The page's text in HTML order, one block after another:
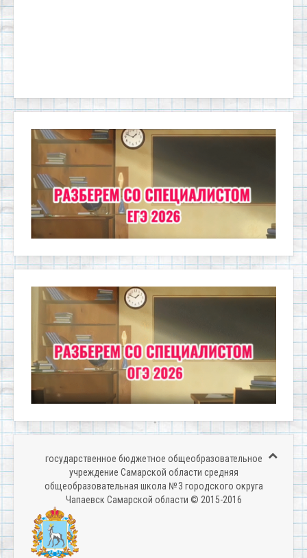
государственное бюджетное общеобразовательное
учреждение Самарской области средняя
общеобразовательная школа № 3 городского округа
Чапаевск Самарской области © 2015-2016